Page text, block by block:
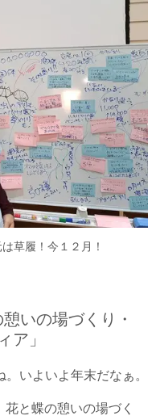
草履！今１２月！
いの場づくり・
ア」
いよいよ年末だなぁ。
と蝶の憩いの場づく